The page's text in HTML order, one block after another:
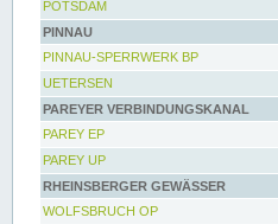
POTSDAM
PINNAU
PINNAU-SPERRWERK BP
UETERSEN
PAREYER VERBINDUNGSKANAL
PAREY EP
PAREY UP
RHEINSBERGER GEWÄSSER
WOLFSBRUCH OP